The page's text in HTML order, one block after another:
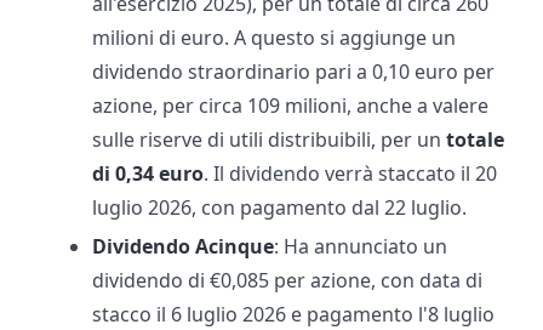
milioni di euro. A questo si aggiunge un
dividendo straordinario pari a 0,10 euro per
azione, per circa 109 milioni, anche a valere
sulle riserve di utili distribuibili, per un totale
di 0,34 euro. Il dividendo verrà staccato il 20
luglio 2026, con pagamento dal 22 luglio.
Dividendo Acinque: Ha annunciato un
dividendo di €0,085 per azione, con data di
stacco il 6 luglio 2026 e pagamento l'8 luglio